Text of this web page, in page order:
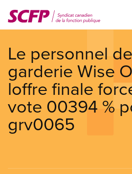
au
contenu
Le personnel
garderie Wise
loffre finale
vote 00394 %
grv0065